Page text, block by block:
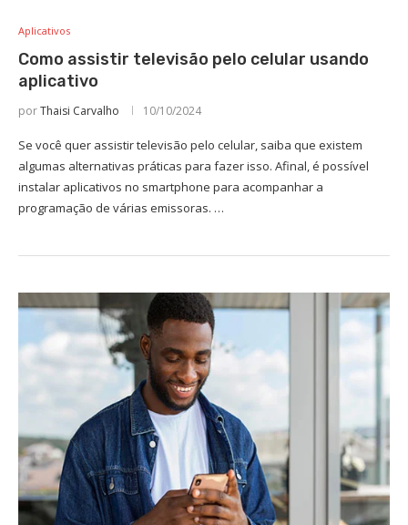
Aplicativos
Como assistir televisão pelo celular usando
aplicativo
porThaisi Carvalho 10/10/2024
Se você quer assistir televisão pelo celular, saiba que existem
algumas alternativas práticas para fazer isso. Afinal, é possível
instalar aplicativos no smartphone para acompanhar a
programação de várias emissoras. …